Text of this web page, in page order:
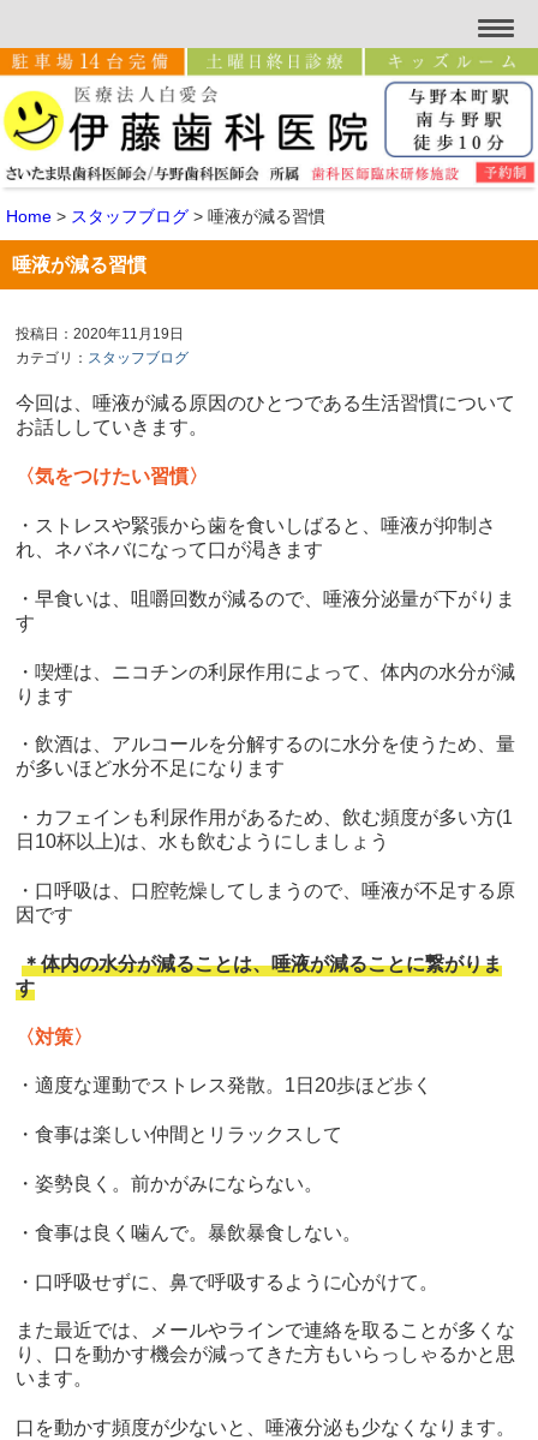
Home > スタッフブログ > 唾液が減る習慣
唾液が減る習慣
投稿日：2020年11月19日
カテゴリ： スタッフブログ
今回は、唾液が減る原因のひとつである生活習慣について
お話ししていきます。
〈気をつけたい習慣〉
・ストレスや緊張から歯を食いしばると、唾液が抑制さ
れ、ネバネバになって口が渇きます
・早食いは、咀嚼回数が減るので、唾液分泌量が下がりま
す
・喫煙は、ニコチンの利尿作用によって、体内の水分が減
ります
・飲酒は、アルコールを分解するのに水分を使うため、量
が多いほど水分不足になります
・カフェインも利尿作用があるため、飲む頻度が多い方(1
日10杯以上)は、水も飲むようにしましょう
・口呼吸は、口腔乾燥してしまうので、唾液が不足する原
因です
＊体内の水分が減ることは、唾液が減ることに繋がりま
す
〈対策〉
・適度な運動でストレス発散。1日20歩ほど歩く
・食事は楽しい仲間とリラックスして
・姿勢良く。前かがみにならない。
・食事は良く噛んで。暴飲暴食しない。
・口呼吸せずに、鼻で呼吸するように心がけて。
また最近では、メールやラインで連絡を取ることが多くな
り、口を動かす機会が減ってきた方もいらっしゃるかと思
います。
口を動かす頻度が少ないと、唾液分泌も少なくなります。